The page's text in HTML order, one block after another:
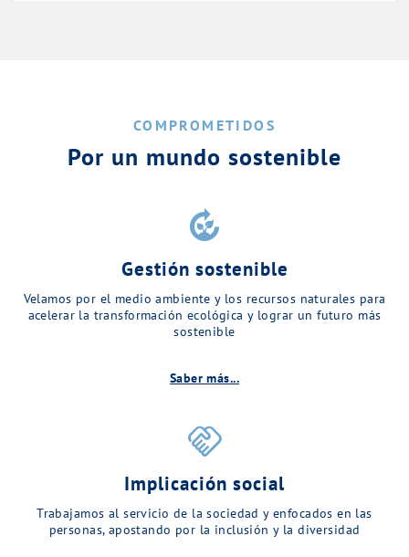
COMPROMETIDOS
Por un mundo sostenible
compost
Gestión sostenible
Velamos por el medio ambiente y los recursos naturales para
acelerar la transformación ecológica y lograr un futuro más
sostenible
Saber más...
handshake
Implicación social
Trabajamos al servicio de la sociedad y enfocados en las
personas, apostando por la inclusión y la diversidad